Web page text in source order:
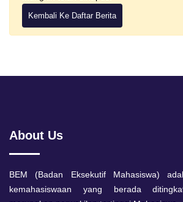
Kembali Ke Daftar Berita
About Us
BEM (Badan Eksekutif Mahasiswa)
kemahasiswaan yang berada